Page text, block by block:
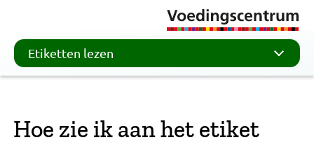
Etiketten lezen
Hoe zie ik aan het etiket